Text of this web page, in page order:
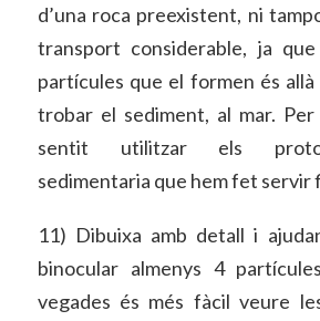
d’una roca preexistent, ni
transport considerable, ja
partícules que el formen és
trobar el sediment, al mar.
sentit utilitzar els
sedimentaria que hem fet servir
11) Dibuixa amb detall i
binocular almenys 4
vegades és més fàcil veure